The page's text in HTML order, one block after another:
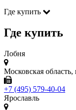
Где купить
Где купить
Лобня
Московская
+7 (495) 579-40-04
Ярославль